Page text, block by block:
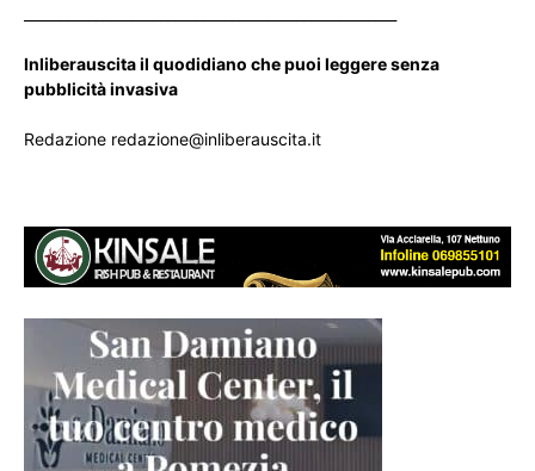
Inliberauscita il quodidiano che puoi leggere senza
pubblicità invasiva
Redazione redazione@inliberauscita.it